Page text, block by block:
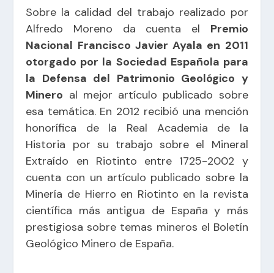
Sobre la calidad del trabajo realizado por
Alfredo Moreno da cuenta el Premio
Nacional Francisco Javier Ayala en 2011
otorgado por la Sociedad Española para
la Defensa del Patrimonio Geológico y
Minero al mejor artículo publicado sobre
esa temática. En 2012 recibió una mención
honorífica de la Real Academia de la
Historia por su trabajo sobre el Mineral
Extraído en Riotinto entre 1725-2002 y
cuenta con un artículo publicado sobre la
Minería de Hierro en Riotinto en la revista
científica más antigua de España y más
prestigiosa sobre temas mineros el Boletín
Geológico Minero de España.